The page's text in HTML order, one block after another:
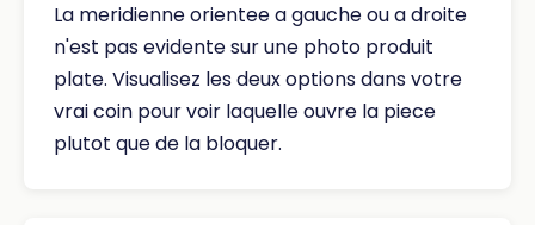
La meridienne orientee a gauche ou a droite
n'est pas evidente sur une photo produit
plate. Visualisez les deux options dans votre
vrai coin pour voir laquelle ouvre la piece
plutot que de la bloquer.